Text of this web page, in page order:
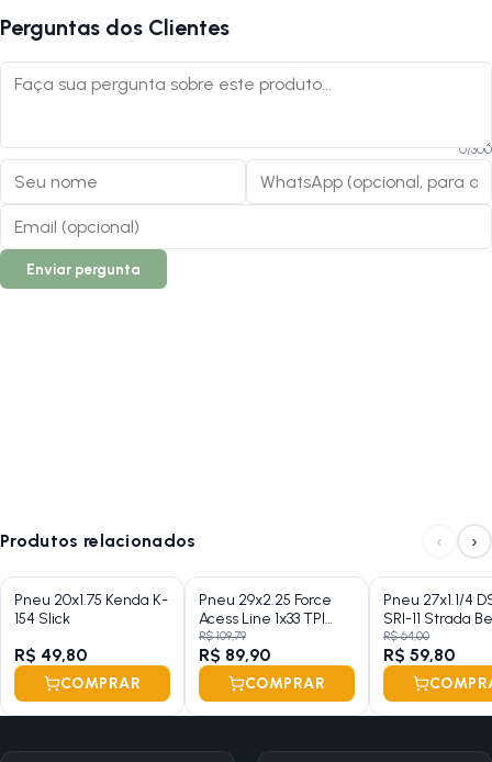
Perguntas dos Clientes
0/300
Enviar pergunta
Produtos relacionados ‹ ›
Pneu 20x1.75 Kenda K-
154 Slick
R$ 49,80
COMPRAR
Pneu 29x2.25 Force
Acess Line 1x33 TPI
Michelin Talão Rigido
Preto
R$ 109,79
R$ 89,90
COMPRAR
Pneu 27x1.1/4
SRI-11 Strada
R$ 64,00
R$ 59,80